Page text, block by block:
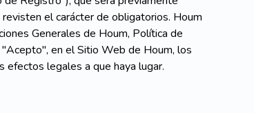
el carácter de obligatorios. Houm
Generales de Houm, Política de
en el Sitio Web de Houm, los
efectos legales a que haya lugar.